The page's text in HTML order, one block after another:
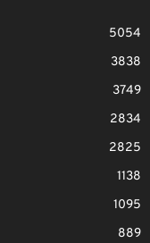
5054
3838
3749
2834
2825
1138
1095
889